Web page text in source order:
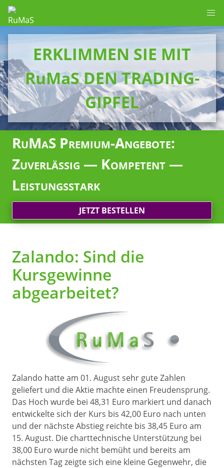
ERKLIMMEN SIE MIT
RuMaS DEN TRADING-
GIPFEL
RuMaS Premium-Angebote:
Zuverlässig — Kompetent —
Leistungsstark
JETZT BESTELLEN
Zalando: Sind die
Kursgewinne
abgearbeitet?
Zalando hatte am 01. August sehr gute Zahlen
geliefert und die Aktie machte einen Freudensprung.
Das Hoch wurde bei 48,31 Euro markiert und danach
entwickelte sich der Kurs bis 42,00 Euro nach unten
und der nächste Abstieg reichte bis 38,45 Euro am
15. August. Die charttechnische Unterstützung bei
38,00 Euro wurde nicht bemüht und bereits am
nächsten Tag zeigte sich eine kleine Gegenwehr, die